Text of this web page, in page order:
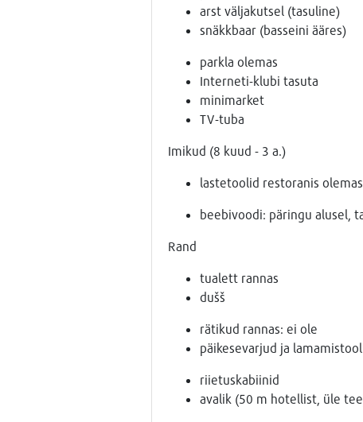
arst väljakutsel (tasuline)
snäkkbaar (basseini ääres)
parkla olemas
Interneti-klubi tasuta
minimarket
TV-tuba
Imikud (8 kuud - 3 a.)
lastetoolid restoranis olemas
beebivoodi: päringu alusel,
Rand
tualett rannas
dušš
rätikud rannas: ei ole
päikesevarjud ja
riietuskabiinid
avalik (50 m hotellist, üle